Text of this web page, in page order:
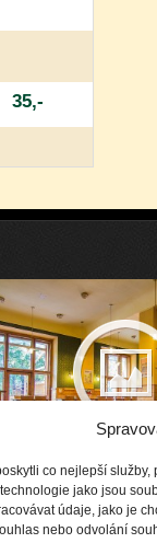
co nejlepší
jako jsou
údaje, jako je
nebo odvolání
35,-